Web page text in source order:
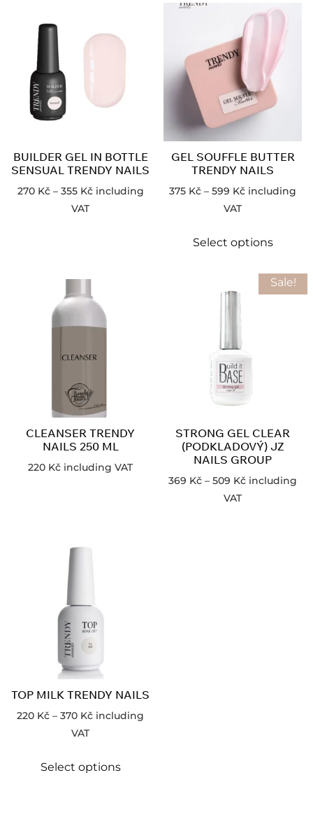
BUILDER GEL IN BOTTLE
SENSUAL TRENDY NAILS
270 Kč – 355 Kč including
VAT
GEL SOUFFLE BUTTER
TRENDY NAILS
375 Kč – 599 Kč including
VAT
Select options
CLEANSER TRENDY
NAILS 250 ML
220 Kč including VAT
Sale!
STRONG GEL CLEAR
(PODKLADOVÝ) JZ
NAILS GROUP
369 Kč – 509 Kč including
VAT
TOP MILK TRENDY NAILS
220 Kč – 370 Kč including
VAT
Select options